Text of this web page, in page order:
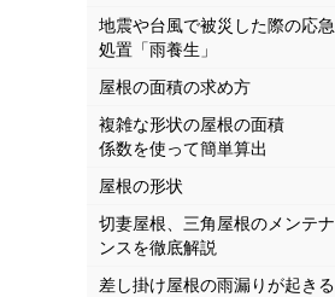
地震や台風で被災した際の応急
処置「雨養生」
屋根の面積の求め方
複雑な形状の屋根の面積
係数を使って簡単算出
屋根の形状
切妻屋根、三角屋根のメンテナ
ンスを徹底解説
差し掛け屋根の雨漏りが起きる